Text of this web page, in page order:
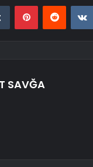
Tumblr PinterestReddit
SAVĞA